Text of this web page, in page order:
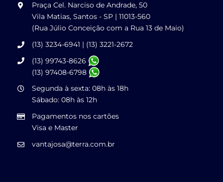
Praça Cel. Narciso de Andrade, 50
Vila Matias, Santos - SP | 11013-560
(Rua Júlio Conceição com a Rua 13 de Maio)
(13) 3234-6941 | (13) 3221-2672
(13) 99743-8626
(13) 97408-6798
Segunda à sexta: 08h às 18h
Sábado: 08h às 12h
Pagamentos nos cartões
Visa e Master
vantajosa@terra.com.br